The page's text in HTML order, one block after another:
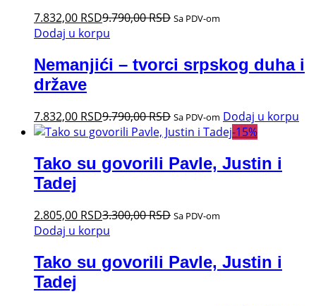
7.832,00 RSD9.790,00RSD Sa PDV-om
Dodaj u korpu
Nemanjići – tvorci srpskog duha i
države
7.832,00 RSD9.790,00RSD Sa PDV-om Dodaj u korpu
-15%
Tako su govorili Pavle, Justin i
Tadej
2.805,00 RSD3.300,00RSD Sa PDV-om
Dodaj u korpu
Tako su govorili Pavle, Justin i
Tadej